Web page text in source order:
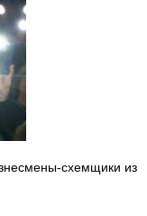
схемщики из